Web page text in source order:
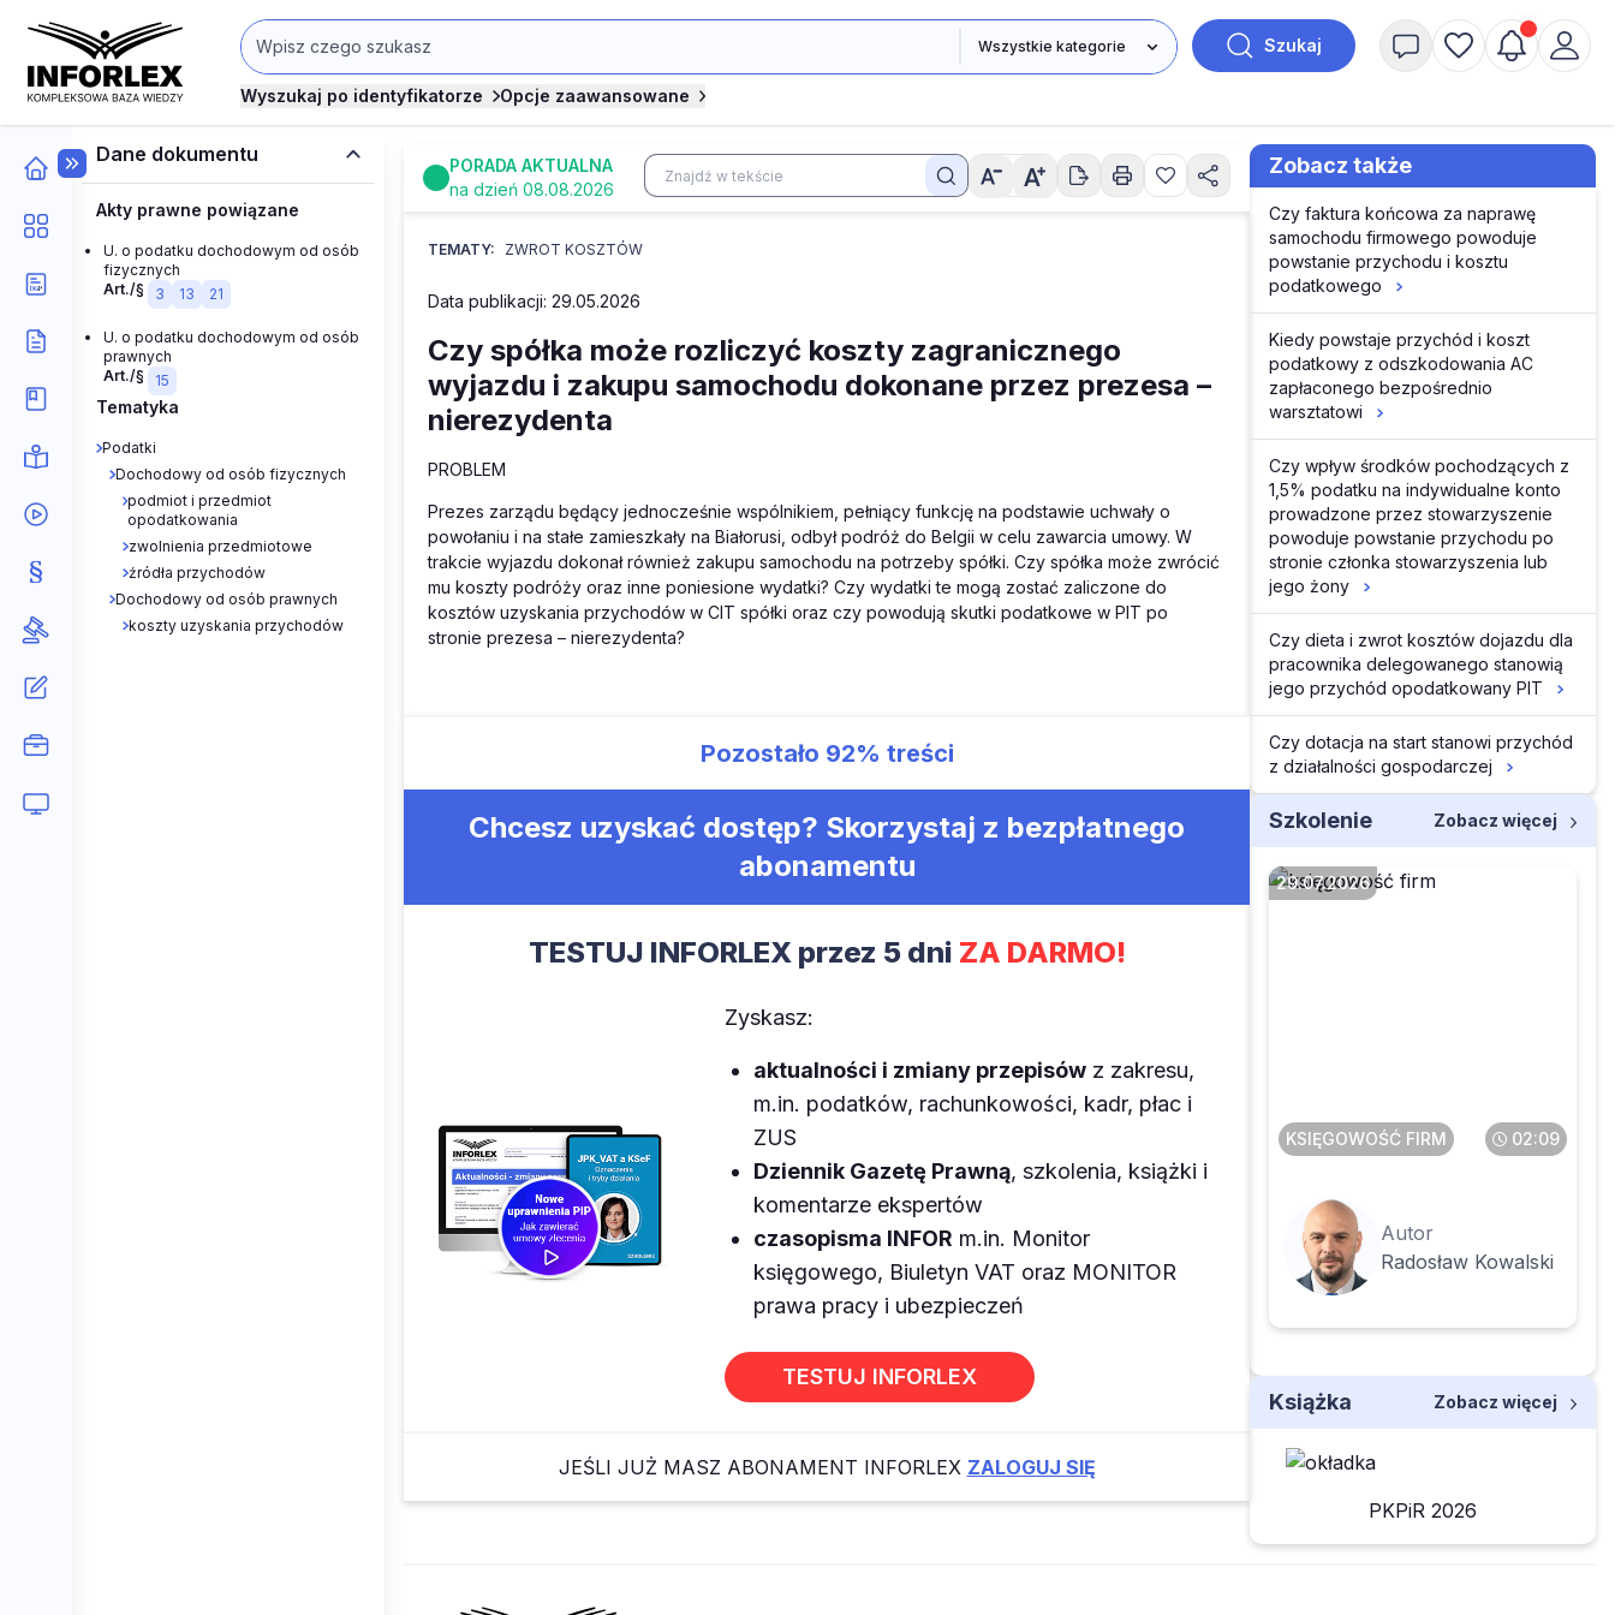
Szukaj
Wyszukaj po identyfikatorze Opcje zaawansowane
Dane dokumentu
Akty prawne powiązane
U. o podatku dochodowym od osób
fizycznych
Art./§
3 13 21
U. o podatku dochodowym od osób
prawnych
Art./§
15
Tematyka
Podatki
Dochodowy od osób fizycznych
podmiot i przedmiot
opodatkowania
zwolnienia przedmiotowe
źródła przychodów
Dochodowy od osób prawnych
koszty uzyskania przychodów
PORADA AKTUALNA
na dzień 08.08.2026
TEMATY: ZWROT KOSZTÓW
Data publikacji: 29.05.2026
Czy spółka może rozliczyć koszty zagranicznego
wyjazdu i zakupu samochodu dokonane przez prezesa –
nierezydenta
PROBLEM
Prezes zarządu będący jednocześnie wspólnikiem, pełniący funkcję na podstawie uchwały o
powołaniu i na stałe zamieszkały na Białorusi, odbył podróż do Belgii w celu zawarcia umowy. W
trakcie wyjazdu dokonał również zakupu samochodu na potrzeby spółki. Czy spółka może zwrócić
mu koszty podróży oraz inne poniesione wydatki? Czy wydatki te mogą zostać zaliczone do
kosztów uzyskania przychodów w CIT spółki oraz czy powodują skutki podatkowe w PIT po
stronie prezesa – nierezydenta?
Pozostało 92% treści
Chcesz uzyskać dostęp? Skorzystaj z bezpłatnego
abonamentu
TESTUJ INFORLEX przez 5 dni ZA DARMO!
Zyskasz:
aktualności i zmiany przepisówz zakresu,
m.in. podatków, rachunkowości, kadr, płac i
ZUS
Dziennik Gazetę Prawną, szkolenia, książki i
komentarze ekspertów
czasopisma INFOR m.in. Monitor
księgowego, Biuletyn VAT oraz MONITOR
prawa pracy i ubezpieczeń
TESTUJ INFORLEX
JEŚLI JUŻ MASZ ABONAMENT INFORLEX ZALOGUJ SIĘ
Zobacz także
Czy faktura końcowa za naprawę
samochodu firmowego powoduje
powstanie przychodu i kosztu
podatkowego
Kiedy powstaje przychód i koszt
podatkowy z odszkodowania AC
zapłaconego bezpośrednio
warsztatowi
Czy wpływ środków pochodzących z
1,5% podatku na indywidualne konto
prowadzone przez stowarzyszenie
powoduje powstanie przychodu po
stronie członka stowarzyszenia lub
jego żony
Czy dieta i zwrot kosztów dojazdu dla
pracownika delegowanego stanowią
jego przychód opodatkowany PIT
Czy dotacja na start stanowi przychód
z działalności gospodarczej
Szkolenie Zobacz więcej
29.07.2026
KSIĘGOWOŚĆ FIRM 02:09
Autor
Radosław Kowalski
Książka Zobacz więcej
PKPiR 2026